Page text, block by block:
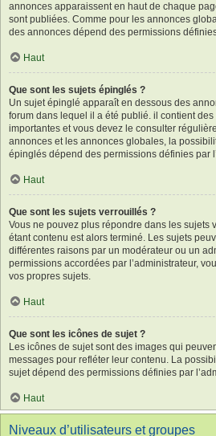
annonces apparaissent en haut de chaque
sont publiées. Comme pour les annonces
des annonces dépend des permissions
Haut
Que sont les sujets épinglés ?
Un sujet épinglé apparaît en dessous des
forum dans lequel il a été publié. il contient
importantes et vous devez le consulter
annonces et les annonces globales, la
épinglés dépend des permissions définies par
Haut
Que sont les sujets verrouillés ?
Vous ne pouvez plus répondre dans les sujets
étant contenu est alors terminé. Les sujets
différentes raisons par un modérateur ou un
permissions accordées par l’administrateur,
vos propres sujets.
Haut
Que sont les icônes de sujet ?
Les icônes de sujet sont des images qui
messages pour refléter leur contenu. La
sujet dépend des permissions définies par
Haut
Niveaux d’utilisateurs et groupes